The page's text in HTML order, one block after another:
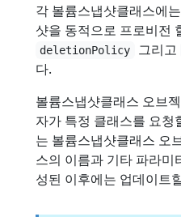
각 볼륨스냅샷클래스에
샷을 동적으로 프로비전
deletionPolicy 그리고
다.
볼륨스냅샷클래스 오브
자가 특정 클래스를 요청
는 볼륨스냅샷클래스 오
스의 이름과 기타 파라미
성된 이후에는 업데이트